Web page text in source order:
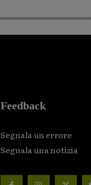
Feedback
Segnala un errore
Segnala una notizia